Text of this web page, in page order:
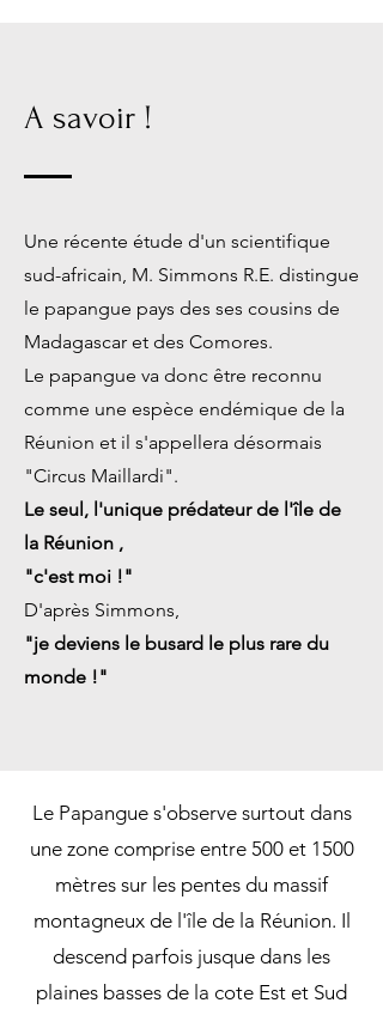
A savoir !
Une récente étude d'un scientifique
sud-africain, M. Simmons R.E. distingue
le papangue pays des ses cousins de
Madagascar et des Comores.
Le papangue va donc être reconnu
comme une espèce endémique de la
Réunion et il s'appellera désormais
"Circus Maillardi".
Le seul, l'unique prédateur de l'île de
la Réunion ,
"c'est moi !"
D'après Simmons,
"je deviens le busard le plus rare du
monde !"
Le Papangue s'observe surtout dans
une zone comprise entre 500 et 1500
mètres sur les pentes du massif
montagneux de l'île de la Réunion. Il
descend parfois jusque dans les
plaines basses de la cote Est et Sud